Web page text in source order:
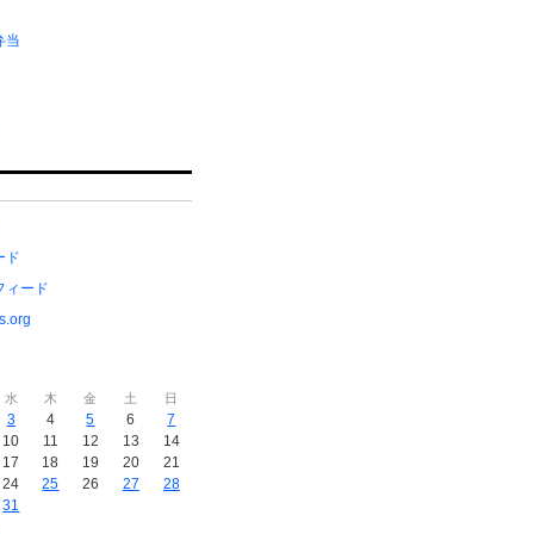
当
ド
ィード
水 木 金 土 日
3 4 5 6
7
10 11 12 13
14
17 18 19 20
21
24 25 26 27
28
31